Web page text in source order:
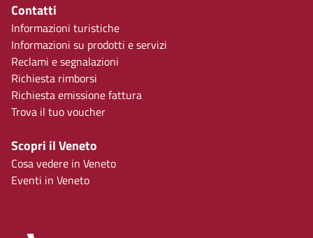
Contatti
Informazioni turistiche
Informazioni su prodotti e servizi
Reclami e segnalazioni
Richiesta rimborsi
Richiesta emissione fattura
Trova il tuo voucher
Scopri il Veneto
Cosa vedere in Veneto
Eventi in Veneto